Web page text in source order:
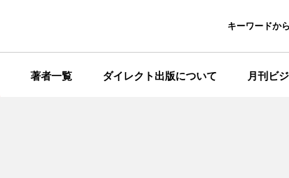
キーワードか
著者一覧 ダイレクト出版について 月刊ビ